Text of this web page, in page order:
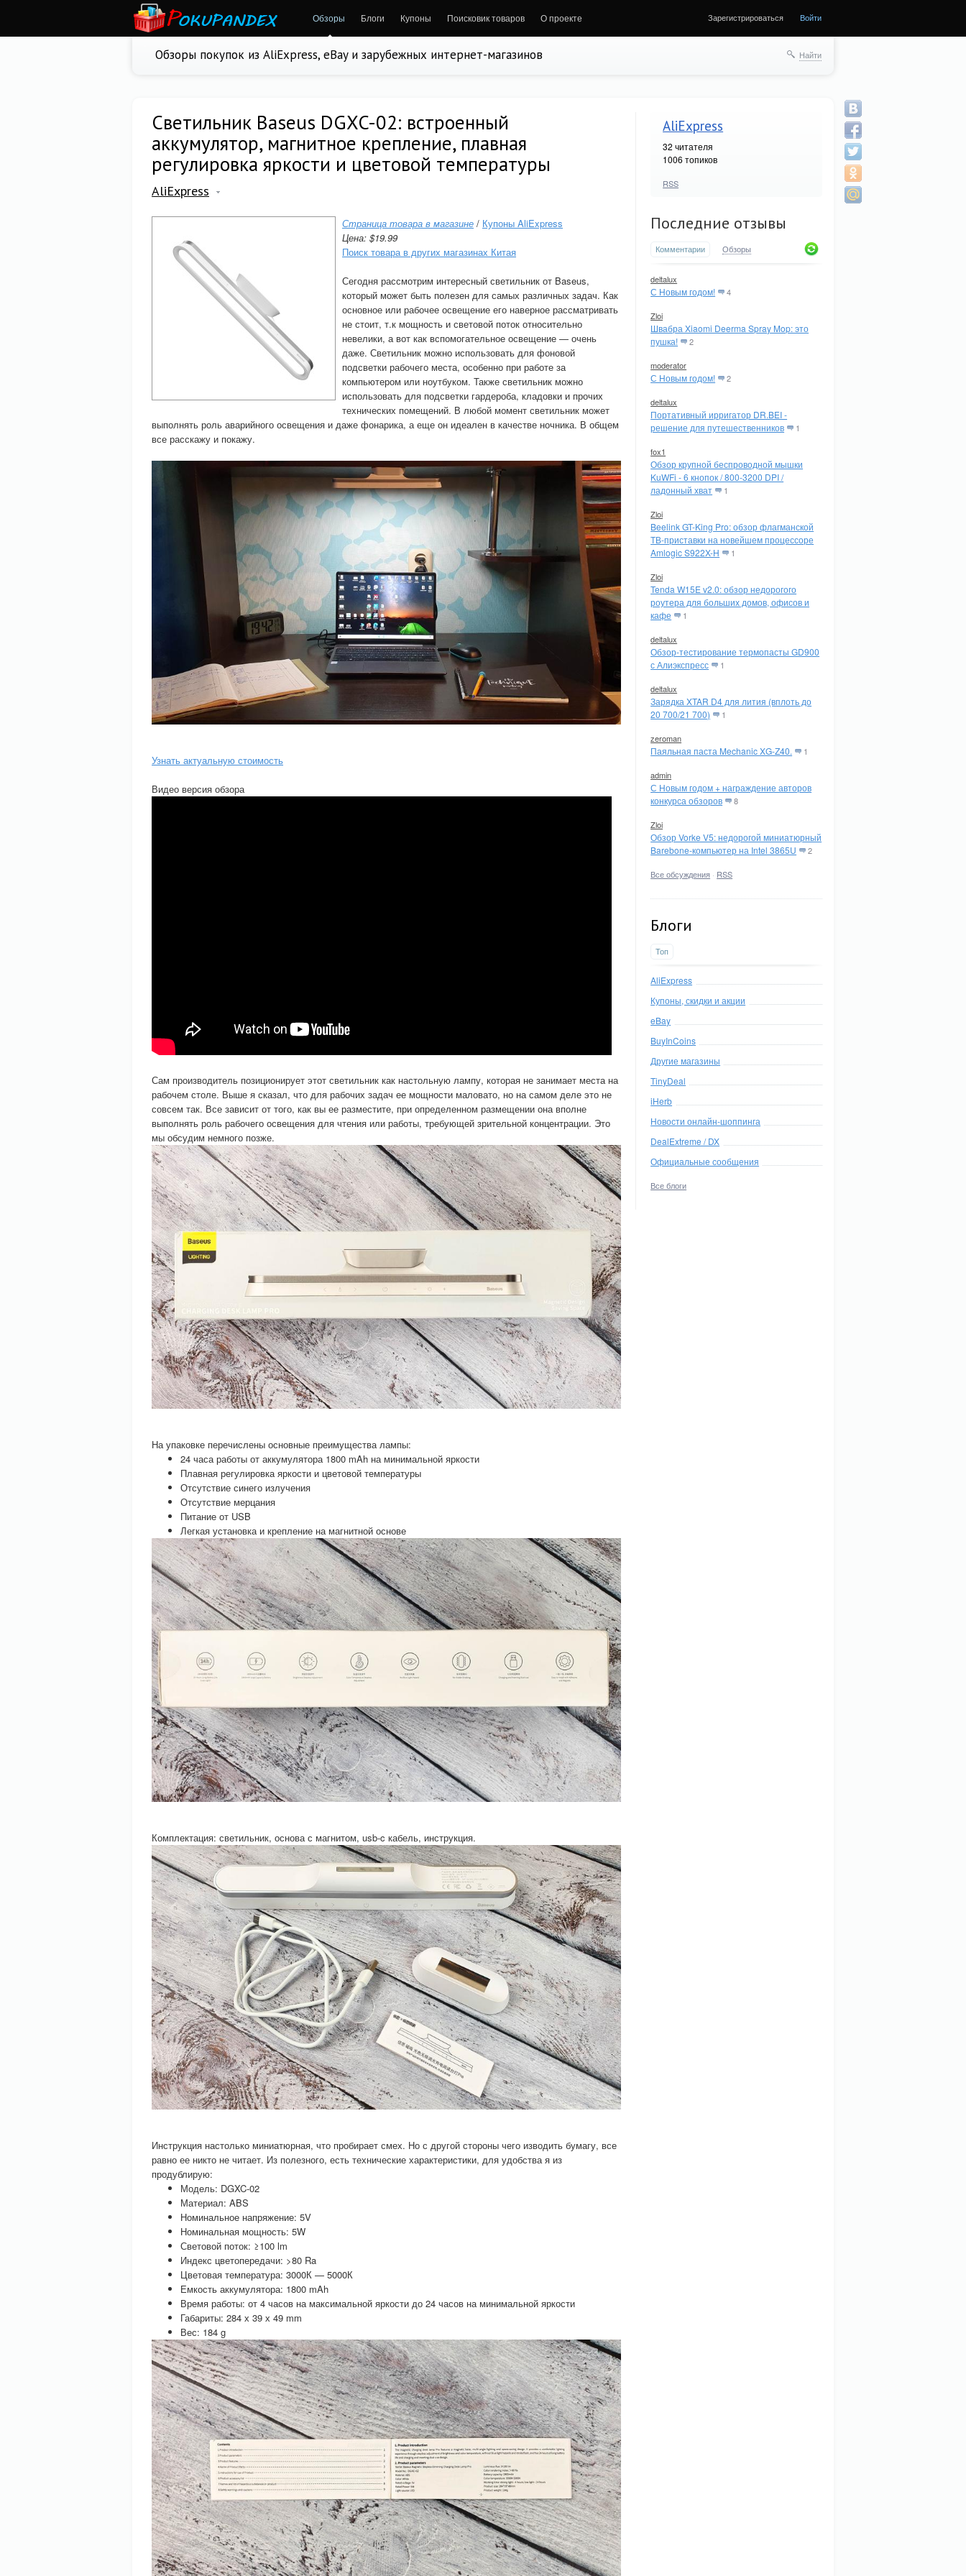
Обзоры Блоги Купоны Поисковик товаров О проекте Зарегистрироваться Войти
Обзоры покупок из AliExpress, eBay и зарубежных интернет-магазинов Найти
Светильник Baseus DGXC-02: встроенный
аккумулятор, магнитное крепление, плавная
регулировка яркости и цветовой температуры
AliExpress
Страница товара в магазине / Купоны AliExpress
Цена: $19.99
Поиск товара в других магазинах Китая
Сегодня рассмотрим интересный светильник от Baseus,
который может быть полезен для самых различных задач. Как
основное или рабочее освещение его наверное рассматривать
не стоит, т.к мощность и световой поток относительно
невелики, а вот как вспомогательное освещение — очень
даже. Светильник можно использовать для фоновой
подсветки рабочего места, особенно при работе за
компьютером или ноутбуком. Также светильник можно
использовать для подсветки гардероба, кладовки и прочих
технических помещений. В любой момент светильник может
выполнять роль аварийного освещения и даже фонарика, а еще он идеален в качестве ночника. В общем
все расскажу и покажу.
Узнать актуальную стоимость
Видео версия обзора
Сам производитель позиционирует этот светильник как настольную лампу, которая не занимает места на
рабочем столе. Выше я сказал, что для рабочих задач ее мощности маловато, но на самом деле это не
совсем так. Все зависит от того, как вы ее разместите, при определенном размещении она вполне
выполнять роль рабочего освещения для чтения или работы, требующей зрительной концентрации. Это
мы обсудим немного позже.
На упаковке перечислены основные преимущества лампы:
24 часа работы от аккумулятора 1800 mAh на минимальной яркости
Плавная регулировка яркости и цветовой температуры
Отсутствие синего излучения
Отсутствие мерцания
Питание от USB
Легкая установка и крепление на магнитной основе
Комплектация: светильник, основа с магнитом, usb-c кабель, инструкция.
Инструкция настолько миниатюрная, что пробирает смех. Но с другой стороны чего изводить бумагу, все
равно ее никто не читает. Из полезного, есть технические характеристики, для удобства я из
продублирую:
Модель: DGXC-02
Материал: ABS
Номинальное напряжение: 5V
Номинальная мощность: 5W
Световой поток: ≥100 lm
Индекс цветопередачи: >80 Ra
Цветовая температура: 3000К — 5000К
Емкость аккумулятора: 1800 mAh
Время работы: от 4 часов на максимальной яркости до 24 часов на минимальной яркости
Габариты: 284 х 39 х 49 mm
Вес: 184 g
AliExpress
32 читателя
1006 топиков
RSS
Последние отзывы
Комментарии Обзоры
deltalux
С Новым годом! 4
Zloi
Швабра Xiaomi Deerma Spray Mop: это
пушка!
2
moderator
С Новым годом! 2
deltalux
Портативный ирригатор DR.BEI -
решение для путешественников
1
fox1
Обзор крупной беспроводной мышки
KuWFi - 6 кнопок / 800-3200 DPI /
ладонный хват
1
Zloi
Beelink GT-King Pro: обзор флагманской
ТВ-приставки на новейшем процессоре
Amlogic S922X-H
1
Zloi
Tenda W15E v2.0: обзор недорогого
роутера для больших домов, офисов и
кафе
1
deltalux
Обзор-тестирование термопасты GD900
с Алиэкспресс
1
deltalux
Зарядка XTAR D4 для лития (вплоть до
20 700/21 700)
1
zeroman
Паяльная паста Mechanic XG-Z40. 1
admin
С Новым годом + награждение авторов
конкурса обзоров
8
Zloi
Обзор Vorke V5: недорогой миниатюрный
Barebone-компьютер на Intel 3865U
2
Все обсуждения · RSS
Блоги
Топ
AliExpress
Купоны, скидки и акции
eBay
BuyInCoins
Другие магазины
TinyDeal
iHerb
Новости онлайн-шоппинга
DealExtreme / DX
Официальные сообщения
Все блоги